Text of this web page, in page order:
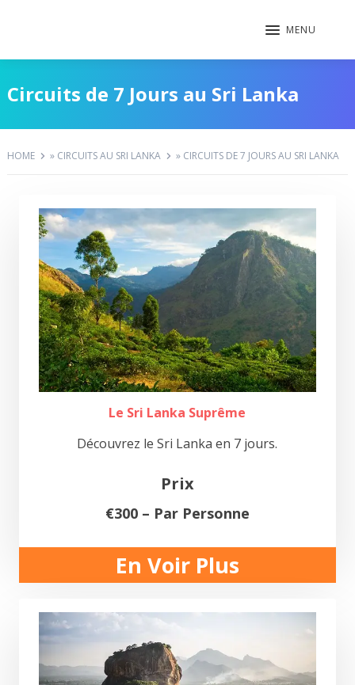
MENU
Circuits de 7 Jours au Sri Lanka
HOME » CIRCUITS AU SRI LANKA » CIRCUITS DE 7 JOURS AU SRI LANKA
Le Sri Lanka Suprême
Découvrez le Sri Lanka en 7 jours.
Prix
€300 – Par Personne
En Voir Plus